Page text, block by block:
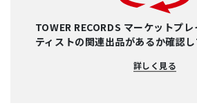
TOWER RECORDS マーケットプ
ティストの関連出品があるか確認
詳しく見る